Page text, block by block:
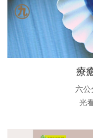
療
六公
光
有著剛